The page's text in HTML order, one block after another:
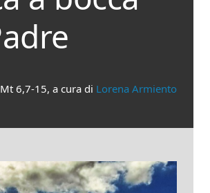
6,7-15, a cura di Lorena Armiento